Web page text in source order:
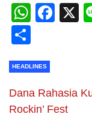
X
HEADLINES
Dana Rahasia
Rockin’ Fest